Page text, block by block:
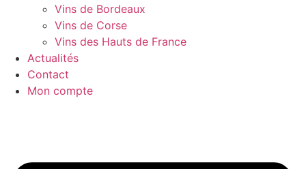
Vins de Bordeaux
Vins de Corse
Vins des Hauts de France
Actualités
Contact
Mon compte